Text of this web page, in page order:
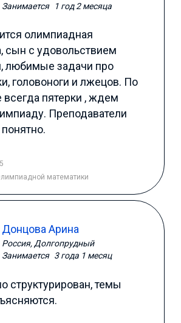
Занимается
1 год 2 месяца
олимпиадная
сын с удовольствием
любимые задачи про
головоноги и лжецов. По
всегда пятерки , ждем
Преподаватели
математики
Донцова Арина
Россия, Долгопрудный
Занимается 3 года 1 месяц
структурирован, темы